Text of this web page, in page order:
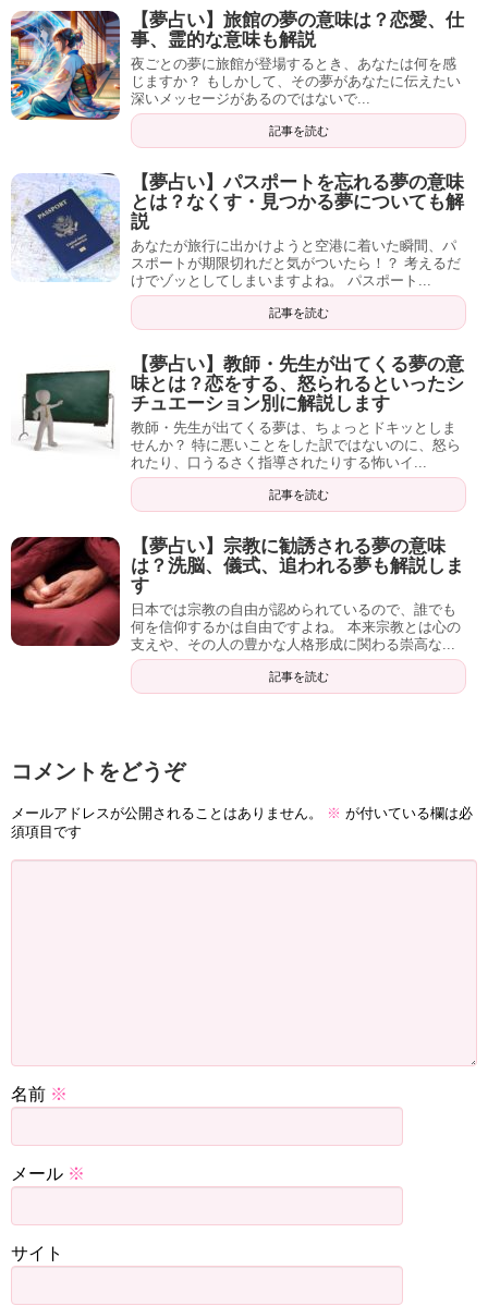
【夢占い】旅館の夢の意味は？恋愛、仕
事、霊的な意味も解説
夜ごとの夢に旅館が登場するとき、あなたは何を感
じますか？ もしかして、その夢があなたに伝えたい
深いメッセージがあるのではないで...
記事を読む
【夢占い】パスポートを忘れる夢の意味
とは？なくす・見つかる夢についても解
説
あなたが旅行に出かけようと空港に着いた瞬間、パ
スポートが期限切れだと気がついたら！？ 考えるだ
けでゾッとしてしまいますよね。 パスポート...
記事を読む
【夢占い】教師・先生が出てくる夢の意
味とは？恋をする、怒られるといったシ
チュエーション別に解説します
教師・先生が出てくる夢は、ちょっとドキッとしま
せんか？ 特に悪いことをした訳ではないのに、怒ら
れたり、口うるさく指導されたりする怖いイ...
記事を読む
【夢占い】宗教に勧誘される夢の意味
は？洗脳、儀式、追われる夢も解説しま
す
日本では宗教の自由が認められているので、誰でも
何を信仰するかは自由ですよね。 本来宗教とは心の
支えや、その人の豊かな人格形成に関わる崇高な...
記事を読む
コメントをどうぞ
メールアドレスが公開されることはありません。 ※ が付いている欄は必
須項目です
名前 ※
メール ※
サイト